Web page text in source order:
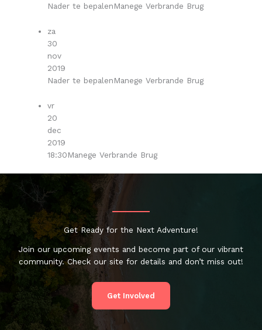
Nader te bepalenManege Verbrande Brug
za
30
nov
2019
Nader te bepalenManege Verbrande Brug
vr
20
dec
2019
18:30Manege Verbrande Brug
Get Ready for the Next Adventure!
Join our upcoming events and become part of our vibrant
community. Check our site for details and don’t miss out!
Get Involved